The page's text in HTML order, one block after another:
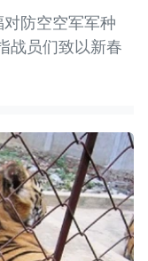
防空空军军种
战员们致以新春